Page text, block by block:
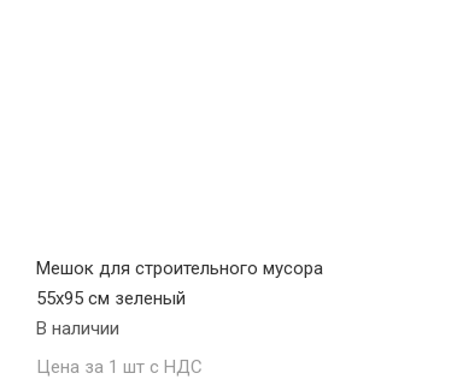
Мешок для строительного мусора
55х95 см зеленый
В наличии
Цена за 1 шт с НДС